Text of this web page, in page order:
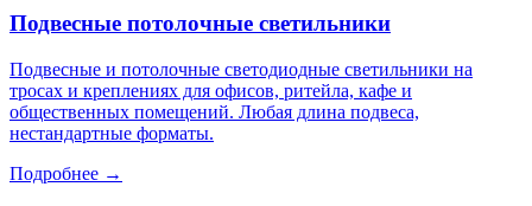
Подвесные потолочные светильники
Подвесные и потолочные светодиодные светильники на
тросах и креплениях для офисов, ритейла, кафе и
общественных помещений. Любая длина подвеса,
нестандартные форматы.
Подробнее →